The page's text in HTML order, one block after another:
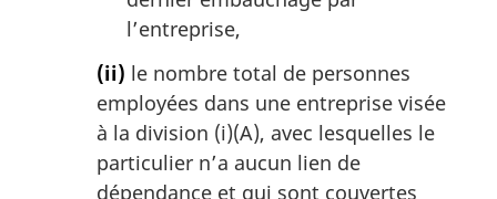
l’entreprise,
(ii) le nombre total de personnes
employées dans une entreprise visée
à la division (i)(A), avec lesquelles le
particulier n’a aucun lien de
dépendance et qui sont couvertes